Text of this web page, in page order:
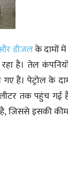
डीजलके दामों में
है। तेल
हैं। पेट्रोल के
लीटर तक पहुंच
जिससे इसकी